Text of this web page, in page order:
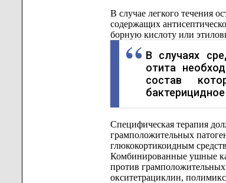
В случае легкого течения
содержащих
борную кислоту или
В случаях
отита
состав
Специфическая терапия
грамположительных
глюкокортикоидным
Комбинированные ушные
против
окситетрациклин,